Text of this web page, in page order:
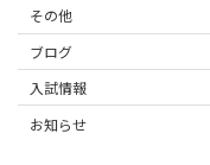
その他
ブログ
入試情報
お知らせ